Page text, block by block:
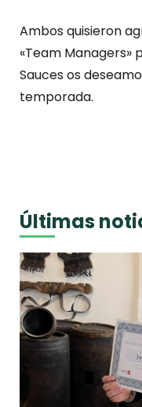
Ambos quisieron
«Team Managers»
Sauces os
temporada.
Últimas